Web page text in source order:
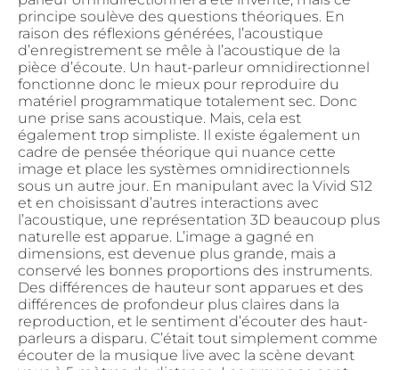
principe soulève des questions théoriques. En
raison des réflexions générées, l’acoustique
d’enregistrement se mêle à l’acoustique de la
pièce d’écoute. Un haut-parleur omnidirectionnel
fonctionne donc le mieux pour reproduire du
matériel programmatique totalement sec. Donc
une prise sans acoustique. Mais, cela est
également trop simpliste. Il existe également un
cadre de pensée théorique qui nuance cette
image et place les systèmes omnidirectionnels
sous un autre jour. En manipulant avec la Vivid S12
et en choisissant d’autres interactions avec
l’acoustique, une représentation 3D beaucoup plus
naturelle est apparue. L’image a gagné en
dimensions, est devenue plus grande, mais a
conservé les bonnes proportions des instruments.
Des différences de hauteur sont apparues et des
différences de profondeur plus claires dans la
reproduction, et le sentiment d’écouter des haut-
parleurs a disparu. C’était tout simplement comme
écouter de la musique live avec la scène devant